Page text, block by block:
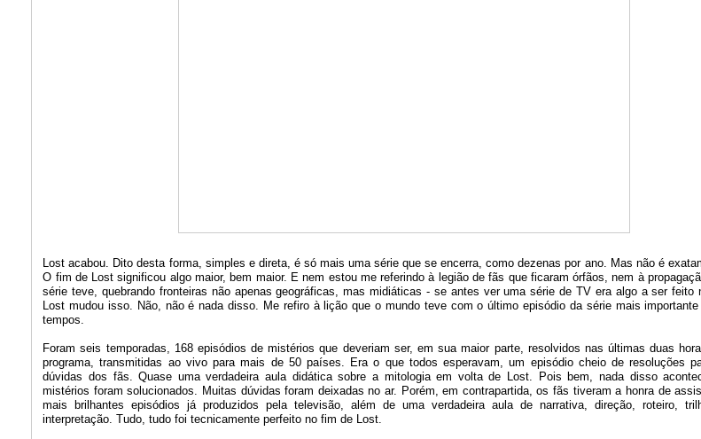
Lost acabou. Dito desta forma, simples e direta, é só mais uma série que se encerra, como dezenas por ano. Mas não é
O fim de Lost significou algo maior, bem maior. E nem estou me referindo à legião de fãs que ficaram órfãos, nem à
série teve, quebrando fronteiras não apenas geográficas, mas midiáticas - se antes ver uma série de TV era algo a ser feito
Lost mudou isso. Não, não é nada disso. Me refiro à lição que o mundo teve com o último episódio da série mais
tempos.
Foram seis temporadas, 168 episódios de mistérios que deveriam ser, em sua maior parte, resolvidos nas últimas duas
programa, transmitidas ao vivo para mais de 50 países. Era o que todos esperavam, um episódio cheio de resoluções
dúvidas dos fãs. Quase uma verdadeira aula didática sobre a mitologia em volta de Lost. Pois bem, nada disso
mistérios foram solucionados. Muitas dúvidas foram deixadas no ar. Porém, em contrapartida, os fãs tiveram a honra de
mais brilhantes episódios já produzidos pela televisão, além de uma verdadeira aula de narrativa, direção, roteiro,
interpretação. Tudo, tudo foi tecnicamente perfeito no fim de Lost.